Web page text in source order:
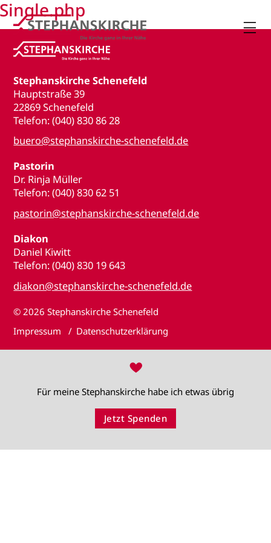

Stephanskirche Schenefeld
Hauptstraße 39
22869 Schenefeld
Telefon: (040) 830 86 28
buero@stephanskirche-schenefeld.de
Pastorin
Dr. Rinja Müller
Telefon: (040) 830 62 51
pastorin@stephanskirche-schenefeld.de
Diakon
Daniel Kiwitt
Telefon: (040) 830 19 643
diakon@stephanskirche-schenefeld.de
© 2026 Stephanskirche Schenefeld
Impressum
Datenschutzerklärung
♥
Für meine Stephanskirche habe ich etwas übrig
Jetzt Spenden